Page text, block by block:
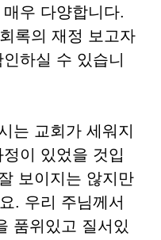
우 다양합니다.
록의 재정 보고자
하실 수 있습니
는 교회가 세워지
이 있었을 것입
보이지는 않지만
. 우리 주님께서
품위있고 질서있